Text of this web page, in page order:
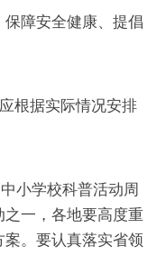
障安全健康、提倡
根据实际情况安排
小学校科普活动周
一，各地要高度重
。要认真落实省领